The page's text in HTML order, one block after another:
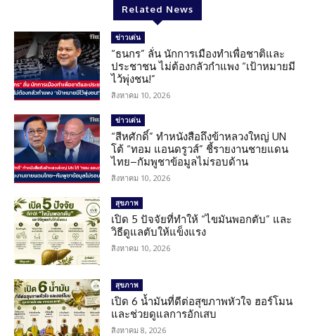
Related News
ข่าวเด่น
“ธนกร” ลั่น นักการเมืองทำเพื่อชาติและ
ประชาชน ไม่ต้องกลัวกำแพง “เป้าหมายมี
ไว้พุ่งชน!”
สิงหาคม 10, 2026
ข่าวเด่น
“สีหศักดิ์” ทำหนังสือถึงข้าหลวงใหญ่ UN
โต้ “ทอม แอนดรูวส์” ชี้รายงานชายแดน
ไทย–กัมพูชาข้อมูลไม่รอบด้าน
สิงหาคม 10, 2026
สุขภาพ
เปิด 5 ปัจจัยที่ทำให้ “ไขมันพอกตับ” และ
วิธีดูแลตับให้แข็งแรง
สิงหาคม 10, 2026
สุขภาพ
เปิด 6 น้ำมันที่ดีต่อสุขภาพหัวใจ ฮอร์โมน
และช่วยดูแลการอักเสบ
สิงหาคม 8, 2026